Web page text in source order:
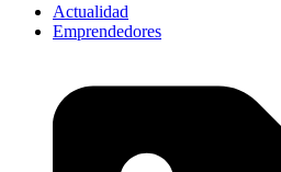
Actualidad
Emprendedores